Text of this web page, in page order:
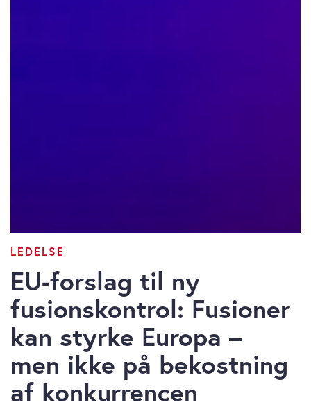
LEDELSE
EU-forslag til ny
fusionskontrol: Fusioner
kan styrke Europa –
men ikke på bekostning
af konkurrencen